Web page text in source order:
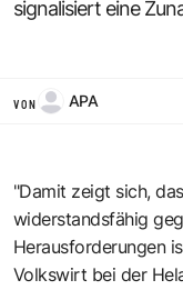
signalisiert eine
VON APA
"Damit zeigt sich,
widerstandsfähig
Herausforderungen
Volkswirt bei der